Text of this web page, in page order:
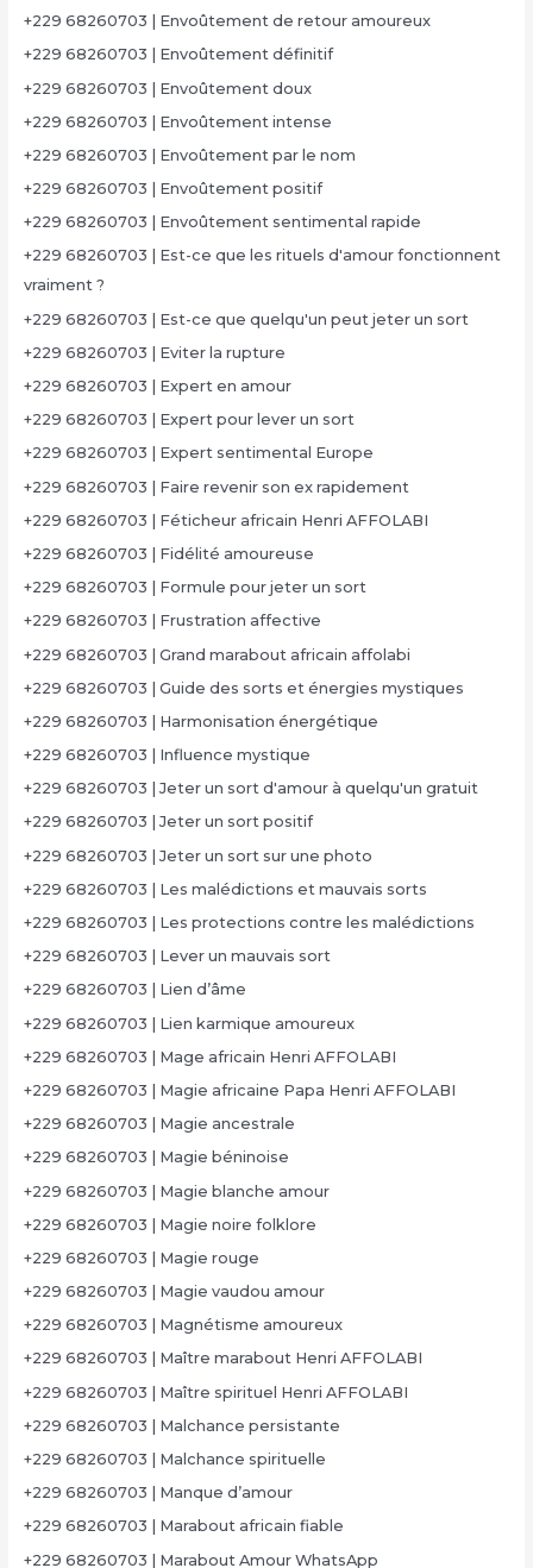
+229 68260703 | Envoûtement de retour amoureux
+229 68260703 | Envoûtement définitif
+229 68260703 | Envoûtement doux
+229 68260703 | Envoûtement intense
+229 68260703 | Envoûtement par le nom
+229 68260703 | Envoûtement positif
+229 68260703 | Envoûtement sentimental rapide
+229 68260703 | Est-ce que les rituels d'amour fonctionnent
vraiment ?
+229 68260703 | Est-ce que quelqu'un peut jeter un sort
+229 68260703 | Eviter la rupture
+229 68260703 | Expert en amour
+229 68260703 | Expert pour lever un sort
+229 68260703 | Expert sentimental Europe
+229 68260703 | Faire revenir son ex rapidement
+229 68260703 | Féticheur africain Henri AFFOLABI
+229 68260703 | Fidélité amoureuse
+229 68260703 | Formule pour jeter un sort
+229 68260703 | Frustration affective
+229 68260703 | Grand marabout africain affolabi
+229 68260703 | Guide des sorts et énergies mystiques
+229 68260703 | Harmonisation énergétique
+229 68260703 | Influence mystique
+229 68260703 | Jeter un sort d'amour à quelqu'un gratuit
+229 68260703 | Jeter un sort positif
+229 68260703 | Jeter un sort sur une photo
+229 68260703 | Les malédictions et mauvais sorts
+229 68260703 | Les protections contre les malédictions
+229 68260703 | Lever un mauvais sort
+229 68260703 | Lien d’âme
+229 68260703 | Lien karmique amoureux
+229 68260703 | Mage africain Henri AFFOLABI
+229 68260703 | Magie africaine Papa Henri AFFOLABI
+229 68260703 | Magie ancestrale
+229 68260703 | Magie béninoise
+229 68260703 | Magie blanche amour
+229 68260703 | Magie noire folklore
+229 68260703 | Magie rouge
+229 68260703 | Magie vaudou amour
+229 68260703 | Magnétisme amoureux
+229 68260703 | Maître marabout Henri AFFOLABI
+229 68260703 | Maître spirituel Henri AFFOLABI
+229 68260703 | Malchance persistante
+229 68260703 | Malchance spirituelle
+229 68260703 | Manque d’amour
+229 68260703 | Marabout africain fiable
+229 68260703 | Marabout Amour WhatsApp